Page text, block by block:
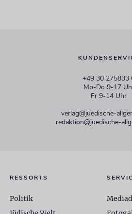
+49 30 275833
Mo-Do 9-17
Fr 9-14 Uhr
verlag@juedische-
redaktion@juedische-
RESSORTS
Politik